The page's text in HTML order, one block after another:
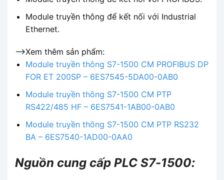
Module truyền thông để kết nối với Industrial
Ethernet.
-->Xem thêm sản phẩm:
Module truyền thông S7-1500 CM PROFIBUS DP
FOR ET 200SP – 6ES7545-5DA00-0AB0
Module truyền thông S7-1500 CM PTP
RS422/485 HF – 6ES7541-1AB00-0AB0
Module truyền thông S7-1500 CM PTP RS232
BA – 6ES7540-1AD00-0AA0
Nguồn cung cấp PLC S7-1500: